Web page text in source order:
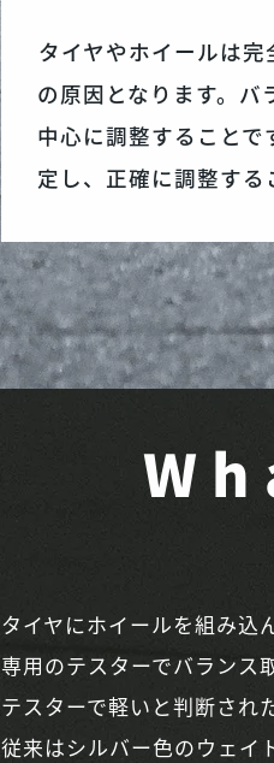
タイヤやホイールは
の原因となります。
中心に調整すること
定し、正確に調整する
タイヤにホイールを組み込
専用のテスターでバランス
テスターで軽いと判断され
従来はシルバー色のウェイ